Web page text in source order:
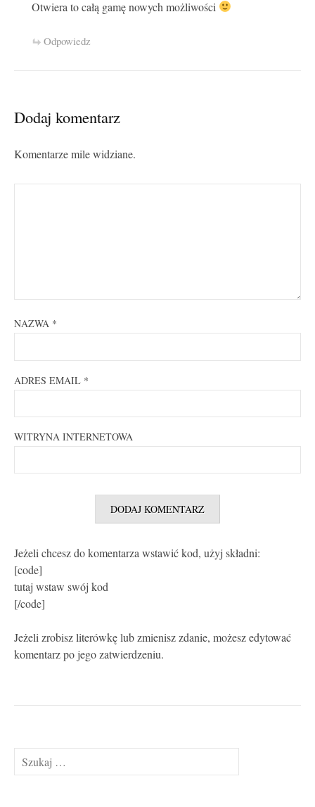
Otwiera to całą gamę nowych możliwości
Odpowiedz
Dodaj komentarz
Komentarze mile widziane.
NAZWA *
ADRES EMAIL *
WITRYNA INTERNETOWA
Jeżeli chcesz do komentarza wstawić kod, użyj składni:
[code]
tutaj wstaw swój kod
[/code]
Jeżeli zrobisz literówkę lub zmienisz zdanie, możesz edytować
komentarz po jego zatwierdzeniu.
Szukaj: